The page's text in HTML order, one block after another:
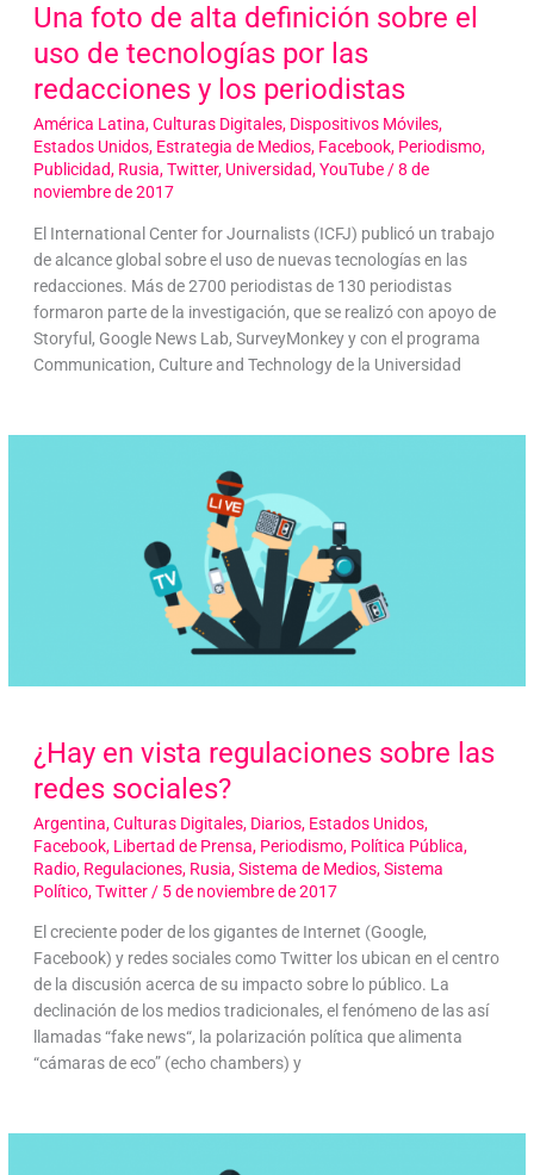
Una foto de alta definición sobre el
uso de tecnologías por las
redacciones y los periodistas
América Latina,Culturas Digitales, Dispositivos Móviles,
Estados Unidos, Estrategia de Medios, Facebook, Periodismo,
Publicidad, Rusia,Twitter, Universidad,YouTube/8 de
noviembre de 2017
El International Center for Journalists (ICFJ) publicó un trabajo
de alcance global sobre el uso de nuevas tecnologías en las
redacciones. Más de 2700 periodistas de 130 periodistas
formaron parte de la investigación, que se realizó con apoyo de
Storyful, Google News Lab, SurveyMonkey y con el programa
Communication, Culture and Technology de la Universidad
¿Hay en vista regulaciones sobre las
redes sociales?
Argentina,Culturas Digitales, Diarios, Estados Unidos,
Facebook, Libertad de Prensa, Periodismo, Política Pública,
Radio, Regulaciones, Rusia,Sistema de Medios,Sistema
Político,Twitter/ 5 de noviembre de 2017
El creciente poder de los gigantes de Internet (Google,
Facebook) y redes sociales como Twitter los ubican en el centro
de la discusión acerca de su impacto sobre lo público. La
declinación de los medios tradicionales, el fenómeno de las así
llamadas “fake news“, la polarización política que alimenta
“cámaras de eco” (echo chambers) y